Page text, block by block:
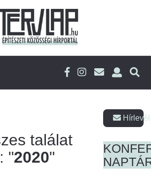
találat
"2020"